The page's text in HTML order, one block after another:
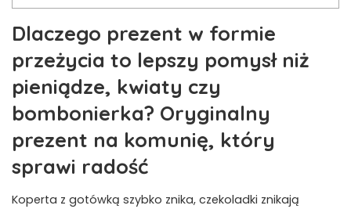
Dlaczego prezent w formie
przeżycia to lepszy pomysł niż
pieniądze, kwiaty czy
bombonierka? Oryginalny
prezent na komunię, który
sprawi radość
Koperta z gotówką szybko znika, czekoladki znikają